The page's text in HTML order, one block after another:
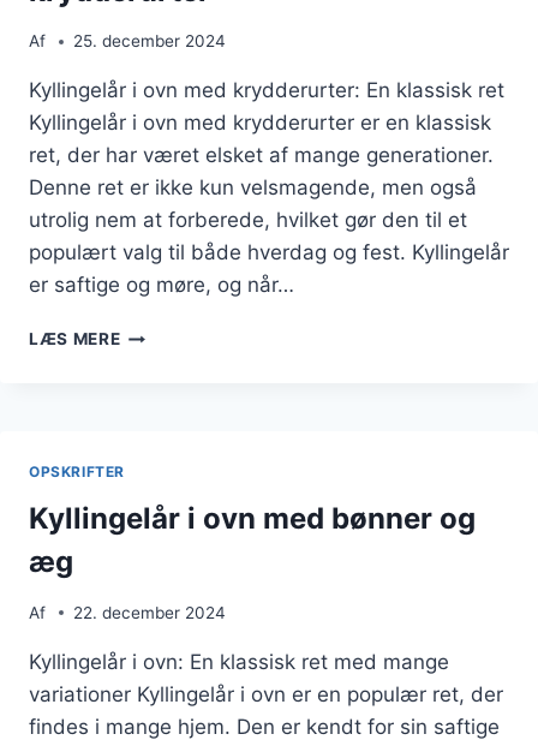
Af 25. december 2024
Kyllingelår i ovn med krydderurter: En klassisk ret
Kyllingelår i ovn med krydderurter er en klassisk
ret, der har været elsket af mange generationer.
Denne ret er ikke kun velsmagende, men også
utrolig nem at forberede, hvilket gør den til et
populært valg til både hverdag og fest. Kyllingelår
er saftige og møre, og når…
LÆS MEREKYLLINGELÅR
OPSKRIFTER
Kyllingelår i ovn med bønner og
æg
Af 22. december 2024
Kyllingelår i ovn: En klassisk ret med mange
variationer Kyllingelår i ovn er en populær ret, der
findes i mange hjem. Den er kendt for sin saftige